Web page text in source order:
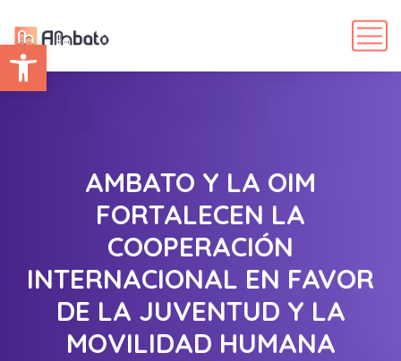
Abrir barra de herramientas
AMBATO Y LA OIM
FORTALECEN LA
COOPERACIÓN
INTERNACIONAL EN FAVOR
DE LA JUVENTUD Y LA
MOVILIDAD HUMANA